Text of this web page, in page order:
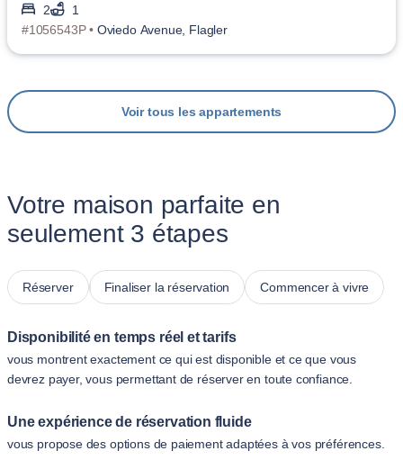
2
1
#1056543P • Oviedo Avenue, Flagler
Voir tous les appartements
Votre maison parfaite en
seulement 3 étapes
Réserver Finaliser la réservation Commencer à vivre
Disponibilité en temps réel et tarifs
vous montrent exactement ce qui est disponible et ce que vous
devrez payer, vous permettant de réserver en toute confiance.
Une expérience de réservation fluide
vous propose des options de paiement adaptées à vos préférences.